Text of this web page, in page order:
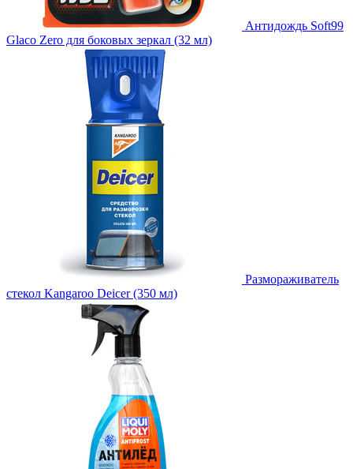
Антидождь Soft99
Glaco Zero для боковых зеркал (32 мл)
Размораживатель
стекол Kangaroo Deicer (350 мл)